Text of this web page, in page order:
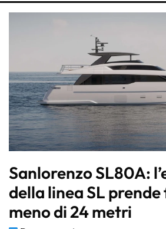
Sanlorenzo SL80A:
della linea SL
meno di 24 metri